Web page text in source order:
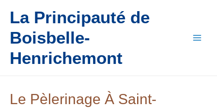
La Principauté de
Boisbelle-
Henrichemont
Le Pèlerinage À Saint-